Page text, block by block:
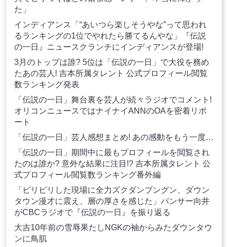
た」
インディアンス「“あいつら楽しそうやな”って思われ
るランキングの1位でやれたら勝てるんやな」『伝説
の一日』ニュースクランチにインディアンスが登場!
3月のトップは誰? 5位は「伝説の一日」で大役を務め
たあの芸人! 吉本所属タレント 公式プロフィール閲覧
数ランキング発表
「伝説の一日」舞台裏を芸人が続々ラジオでコメント!
オリコンニュースではナイナイANNのOAを密着リポ
ート
「伝説の一日」芸人感想まとめ! あの感動をもう一度…
「伝説の一日」期間中に最もプロフィールを閲覧され
たのは誰か? 意外な結果に注目!? 吉本所属タレント 公
式プロフィール閲覧数ランキング番外編
「ピリピリした現場に全力ズクダンブングン、ダウン
タウン漫才に震え、層の厚さを感じた」パンサー向井
がCBCラジオで『伝説の一日』を振り返る
大吉10年前の雪辱果たしNGKの袖からみたダウンタウ
ンに鳥肌